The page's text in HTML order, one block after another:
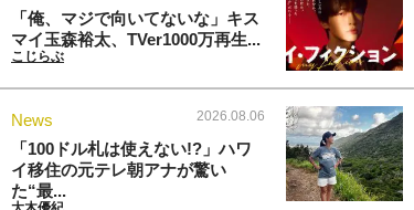
「俺、マジで向いてないな」キス
マイ玉森裕太、TVer1000万再生...
こじらぶ
News 2026.08.06
「100ドル札は使えない!?」ハワ
イ移住の元テレ朝アナが驚い
た“最...